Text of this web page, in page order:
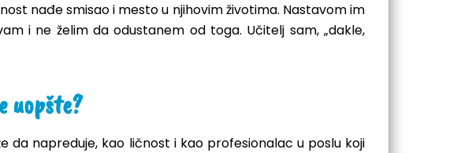
nađe smisao i mesto u njihovim životima. Nastavom im
i ne želim da odustanem od toga. Učitelj sam, „dakle,
uopšte?
da napreduje, kao ličnost i kao profesionalac u poslu koji